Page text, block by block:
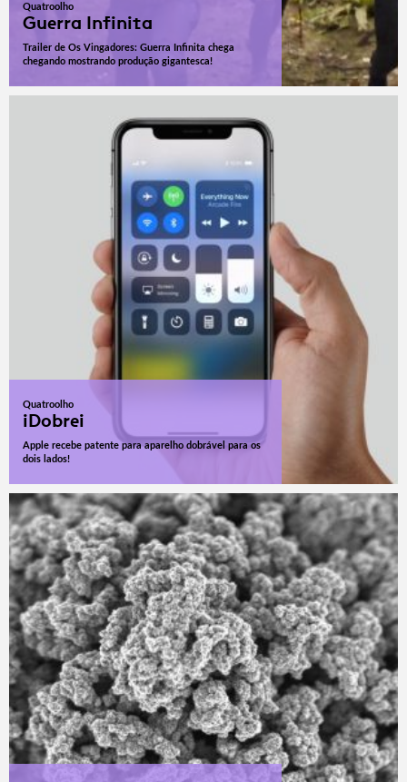
Quatroolho
Guerra Infinita
Trailer de Os Vingadores: Guerra Infinita chega
chegando mostrando produção gigantesca!
Quatroolho
iDobrei
Apple recebe patente para aparelho dobrável para os
dois lados!